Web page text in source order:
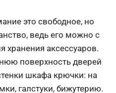
это свободное, но
ведь его можно с
хранения аксессуаров.
поверхность дверей
шкафа крючки: на
галстуки, бижутерию.